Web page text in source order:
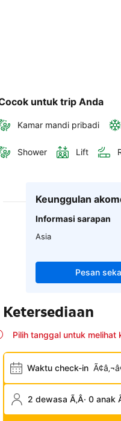
untuk trip Anda
Kamar mandi pribadi
Shower Lift
Keunggulan
Informasi sarapan
Asia
Pesan
Ketersediaan
Pilih tanggal untuk
Waktu check-in
2 dewasa Ã‚Â· 0 anak